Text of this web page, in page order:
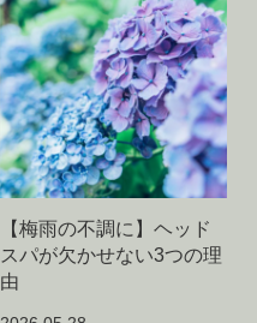
【梅雨の不調に】ヘッド
スパが欠かせない3つの理
由